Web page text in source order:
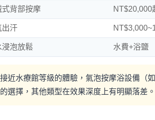
式背部按摩 NT$20,000
出汗
浸泡放鬆 水費+浴鹽
近水療館等級的體驗，氣泡按摩浴設備（
選擇，其他類型在效果深度上有明顯落差。